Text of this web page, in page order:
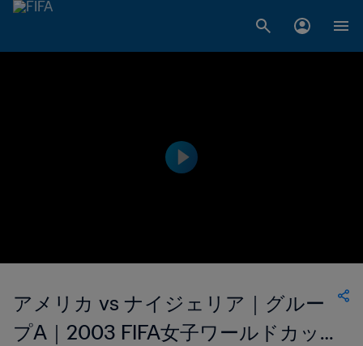
アメリカ vs ナイジェリア｜グルー
プA｜2003 FIFA女子ワールドカッ